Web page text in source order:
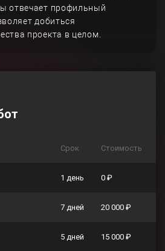
отвечает профильный
добиться
проекта в целом.
Срок Стоимость
1 день 0 ₽
7 дней 20 000 ₽
5 дней 15 000 ₽